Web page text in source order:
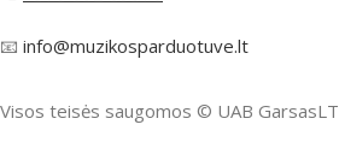
📧 info@muzikosparduotuve.lt
Visos teisės saugomos ©️ UAB GarsasLT